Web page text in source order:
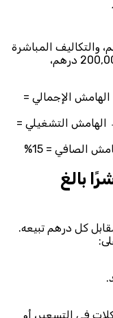
شركة ما 1,000,000 درهم، والتكاليف المباشرة
600,000 درهم، والمصاريف التشغيلية 200,000 درهم،
400,000 درهم → الهامش الإجمالي =
= 200,000 درهم → الهامش التشغيلي =
بالغ
كل درهم تبيعه.
في التسعير، أو